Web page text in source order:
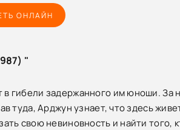
ОНЛАЙН
"
гибели задержанного им юноши.
туда, Арджун узнает, что здесь
свою невиновность и найти того,